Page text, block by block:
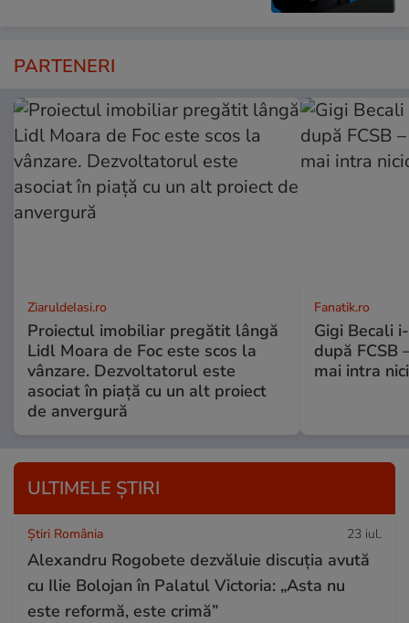
PARTENERI
ZiaruldeIasi.ro
Proiectul imobiliar pregătit lângă
Lidl Moara de Foc este scos la
vânzare. Dezvoltatorul este
asociat în piață cu un alt proiect
de anvergură
Fanatik.ro
Gigi Becali
după FCSB
mai intra
ULTIMELE ȘTIRI
Știri România 23 iul.
Alexandru Rogobete dezvăluie discuția avută
cu Ilie Bolojan în Palatul Victoria: „Asta nu
este reformă, este crimă”